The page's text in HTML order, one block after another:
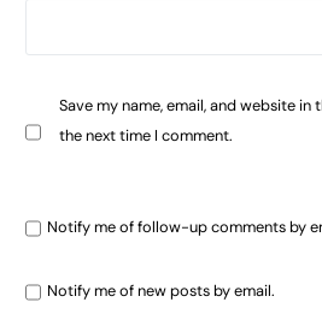
Save my name, email, and website
the next time I comment.
Notify me of follow-up comments by
Notify me of new posts by email.